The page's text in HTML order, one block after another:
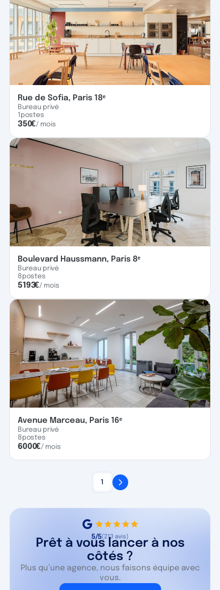
Rue de Sofia, Paris 18ᵉ
Bureau privé
1 postes
350€/ mois
Boulevard Haussmann, Paris 8ᵉ
Bureau privé
8postes
5193€/ mois
Avenue Marceau, Paris 16ᵉ
Bureau privé
8postes
6000€/ mois
1
5/5(213 avis)
Prêt à vous lancer à nos
côtés ?
Plus qu’une agence, nous faisons équipe avec
vous.